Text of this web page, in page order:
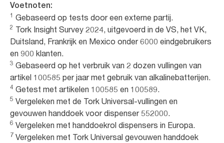
Voetnoten:
1 Gebaseerd op tests door een externe partij.
2 Tork Insight Survey 2024, uitgevoerd in de VS, het VK,
Duitsland, Frankrijk en Mexico onder 6000 eindgebruikers
en 900 klanten.
3 Gebaseerd op het verbruik van 2 dozen vullingen van
artikel 100585 per jaar met gebruik van alkalinebatterijen.
4 Getest met artikelen 100585 en 100589.
5 Vergeleken met de Tork Universal-vullingen en
gevouwen handdoek voor dispenser 552000.
6 Vergeleken met handdoekrol dispensers in Europa.
7 Vergeleken met Tork Universal gevouwen handdoek